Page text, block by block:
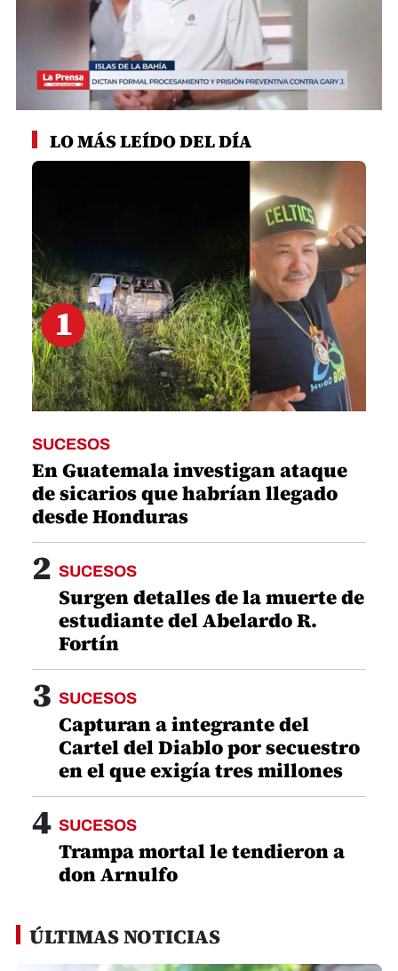
secondsLO MÁS LEÍDO DEL DÍA
1
SUCESOS
En Guatemala investigan ataque
de sicarios que habrían llegado
desde Honduras
2 SUCESOS
Surgen detalles de la muerte de
estudiante del Abelardo R.
Fortín
3 SUCESOS
Capturan a integrante del
Cartel del Diablo por secuestro
en el que exigía tres millones
4 SUCESOS
Trampa mortal le tendieron a
don Arnulfo
ÚLTIMAS NOTICIAS